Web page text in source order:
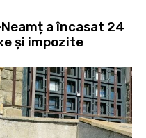
a încasat 24
și impozite